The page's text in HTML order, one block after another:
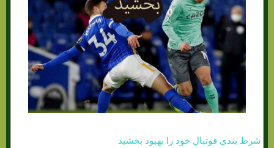
شرط بندی فوتبال خود را بهبود بخشید